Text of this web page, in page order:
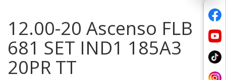
12.00-20 Ascenso FLB
681 SET IND1 185A3
20PR TT